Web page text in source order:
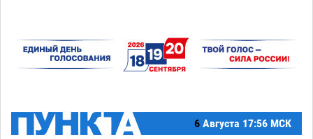
6 Августа 17:56 МСК